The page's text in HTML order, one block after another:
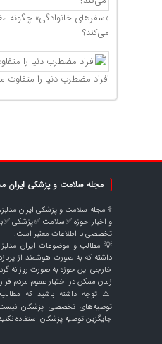
«سفرهای خانوادگی» چگونه
می‌کند؟
افراد مضطرب دنیا را متفاوت
مجله سلامت و پزشکی ایران
⚕️ مجله سلامت و پزشکی ایران
و اخبار حوزه ✅سلامت ✅پزشکی
تخصصی با اطلاعات معتبر است.
💡 مطالب و موضوعات ایران
داشته که به صورت هوشمند از
خارجی این حوزه به صورت روزانه
زمان ممکن در اختیار عموم مردم
⚠️ توجه داشته باشید که مطالب
توصیه‌های تخصصی پزشکان
جایگزین توصیه پزشکان استفاده